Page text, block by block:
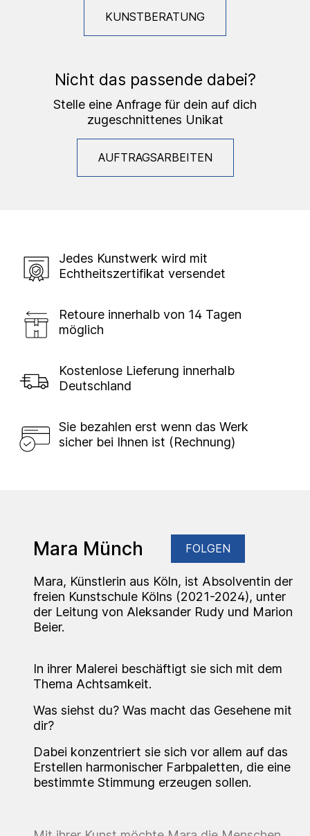
KUNSTBERATUNG
Nicht das passende dabei?
Stelle eine Anfrage für dein auf dich
zugeschnittenes Unikat
AUFTRAGSARBEITEN
Jedes Kunstwerk wird mit
Echtheitszertifikat versendet
Retoure innerhalb von 14 Tagen
möglich
Kostenlose Lieferung innerhalb
Deutschland
Sie bezahlen erst wenn das Werk
sicher bei Ihnen ist (Rechnung)
Mara Münch FOLGEN
Mara, Künstlerin aus Köln, ist Absolventin der
freien Kunstschule Kölns (2021-2024), unter
der Leitung von Aleksander Rudy und Marion
Beier.
In ihrer Malerei beschäftigt sie sich mit dem
Thema Achtsamkeit.
Was siehst du? Was macht das Gesehene mit
dir?
Dabei konzentriert sie sich vor allem auf das
Erstellen harmonischer Farbpaletten, die eine
bestimmte Stimmung erzeugen sollen.